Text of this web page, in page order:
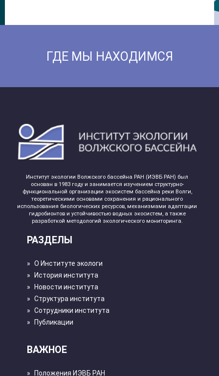
ГДЕ МЫ НАХОДИМСЯ
Институт экологии Волжского бассейна РАН (ИЭВБ РАН) был
основан в 1983 году и занимается изучением структурно-
функциональной организации экосистем бассейна реки Волги,
теоретическими основами сохранения и рационального
использования биологических ресурсов, механизмами адаптации
гидробионтов и устойчивостью водных экосистем, а также
разработкой методологий экологического мониторинга.
РАЗДЕЛЫ
» О Институте экологи
» История института
» Новости института
» Структура института
» Сотрудники института
» Публикации
ВАЖНОЕ
» Положения ИЭВБ РАН